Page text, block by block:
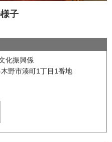
子
化振興係
野市湊町1丁目1番地